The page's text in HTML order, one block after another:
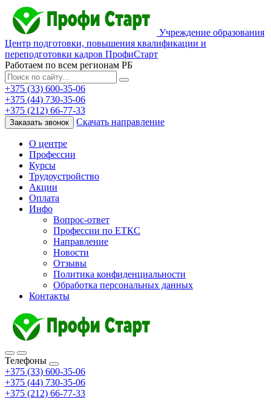
Учреждение образования
Центр подготовки, повышения квалификации и
переподготовки кадров ПрофиСтарт
Работаем по всем регионам РБ
+375 (33) 600-35-06
+375 (44) 730-35-06
+375 (212) 66-77-33
Заказать звонок Скачать направление
О центре
Профессии
Курсы
Трудоустройство
Акции
Оплата
Инфо
Вопрос-ответ
Профессии по ЕТКС
Направление
Новости
Отзывы
Политика конфиденциальности
Обработка персональных данных
Контакты
Телефоны
+375 (33) 600-35-06
+375 (44) 730-35-06
+375 (212) 66-77-33